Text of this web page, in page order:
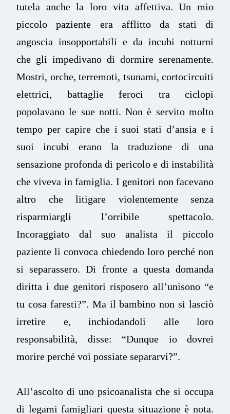
tutela anche la loro vita affettiva. Un mio
piccolo paziente era afflitto da stati di
angoscia insopportabili e da incubi notturni
che gli impedivano di dormire serenamente.
Mostri, orche, terremoti, tsunami, cortocircuiti
elettrici, battaglie feroci tra ciclopi
popolavano le sue notti. Non è servito molto
tempo per capire che i suoi stati d’ansia e i
suoi incubi erano la traduzione di una
sensazione profonda di pericolo e di instabilità
che viveva in famiglia. I genitori non facevano
altro che litigare violentemente senza
risparmiargli l’orribile spettacolo.
Incoraggiato dal suo analista il piccolo
paziente li convoca chiedendo loro perché non
si separassero. Di fronte a questa domanda
diritta i due genitori risposero all’unisono “e
tu cosa faresti?”. Ma il bambino non si lasciò
irretire e, inchiodandoli alle loro
responsabilità, disse: “Dunque io dovrei
morire perché voi possiate separarvi?”.
All’ascolto di uno psicoanalista che si occupa
di legami famigliari questa situazione è nota.